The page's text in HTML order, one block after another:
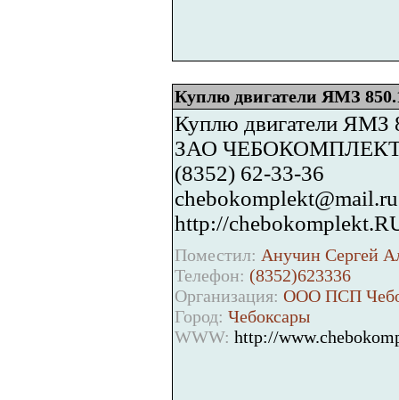
Куплю двигатели ЯМЗ
Куплю двигатели
ЗАО
(8352) 62-33-36
chebokomplekt@mail.ru
http://
Поместил: Анучин Сергей
Телефон: (8352)623336
Организация: ООО ПСП
Город: Чебоксары
WWW: http://